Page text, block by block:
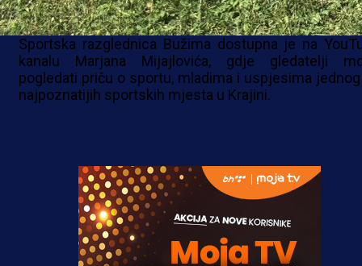
Sportska razglednica Bužima dostupna je na
kanalu Marjana Mijajlovića, gdje gledatelji
pogledati priču o sportu, mladima i uspjesima
najpoznatijih sportskih mjesta u Krajini.